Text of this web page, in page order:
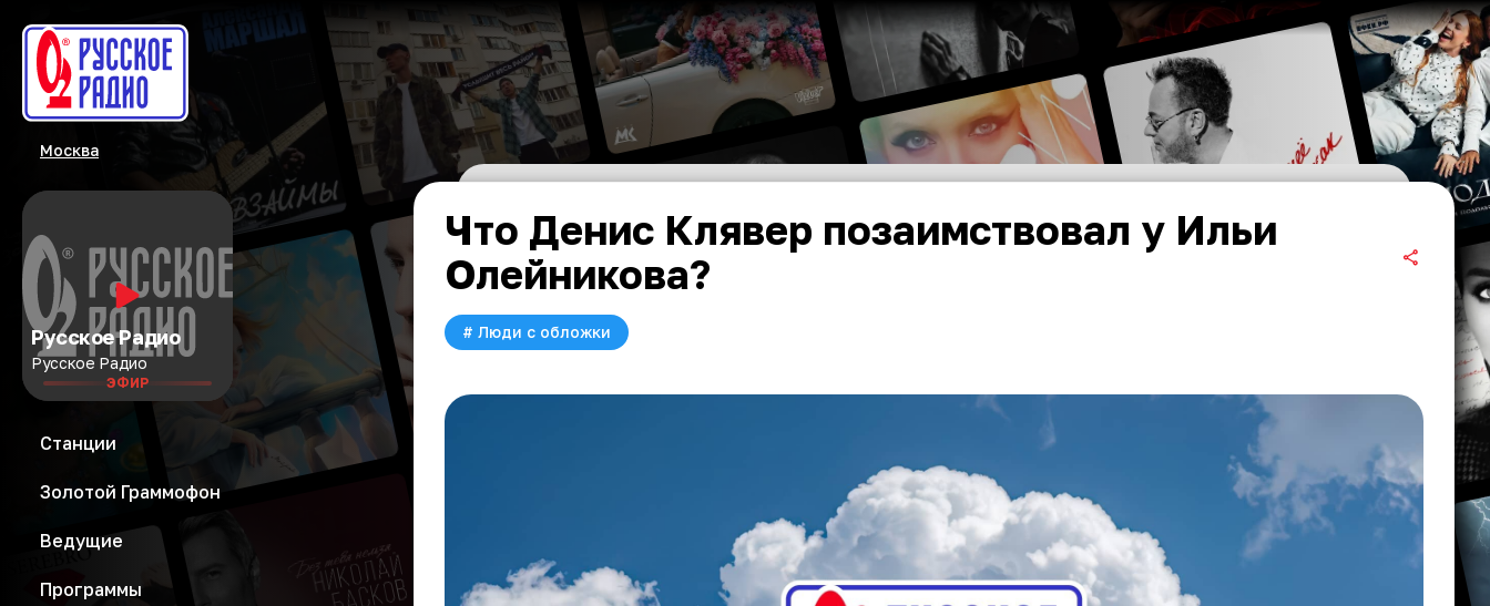
Москва
Русское Радио
Русское Радио
ЭФИР
Станции
Золотой Граммофон
Ведущие
Программы
Что Денис Клявер позаимствовал у Ильи
Олейникова?
# Люди с обложки